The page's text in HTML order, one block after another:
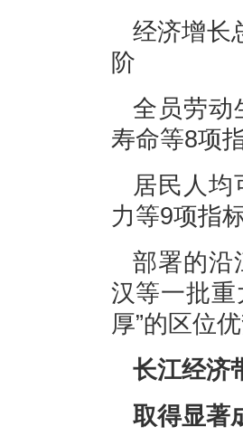
经济增长
阶
全员劳动
寿命等8项
居民人
力等9项指
部署的沿
汉等一批重
厚”的区位
长江经济
取得显著